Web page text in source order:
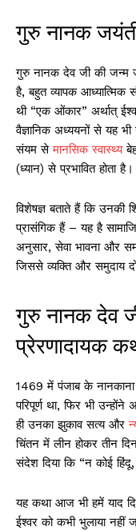
गुरु नानक
गुरु नानक देव जी की जन्म
है, बहुत व्यापक
थी “एक ओंकार” अर्थात्
वैज्ञानिक अध्ययनों से यह भी
संयम सेमानसिक स्वास्थ्य
(ध्यान) से प्रभावित होता है।
विशेषज्ञ बताते हैं कि उनकी
प्रासंगिक हैं – यह है
अनुसार, सेवा भावना और
जिससे व्यक्ति और समुदाय
गुरु नानक देव
प्रेरणादायक
1469 में पंजाब के
परिपूर्ण था, फिर भी
ही उनका झुकाव सत्य और
चिंतन में लीन होकर तीन
संदेश दिया कि “न कोई
यह कथा आज भी हमें याद
ईश्वर को कभी भुलाया नहीं